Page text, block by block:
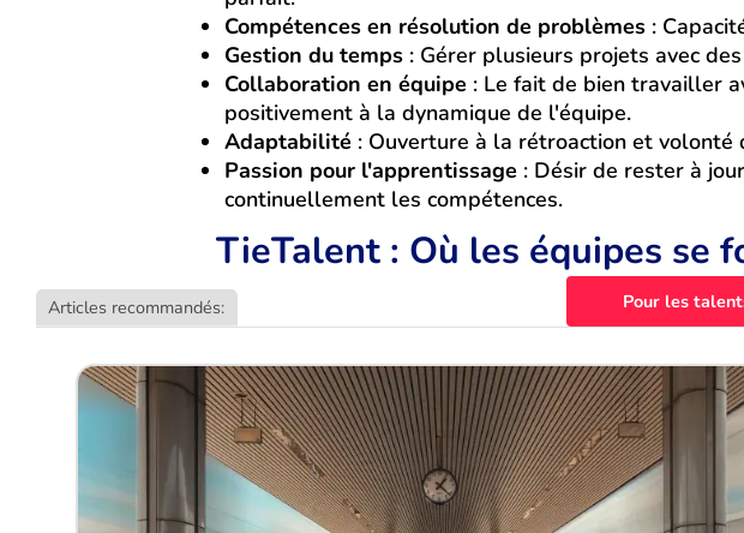
Compétences en résolution de problèmes :
Gestion du temps : Gérer plusieurs projets avec
Collaboration en équipe : Le fait de bien travailler
positivement à la dynamique de l'équipe.
Adaptabilité : Ouverture à la rétroaction et
Passion pour l'apprentissage : Désir de rester à
continuellement les compétences.
TieTalent : Où les équipes se
Pour les
Articles recommandés: